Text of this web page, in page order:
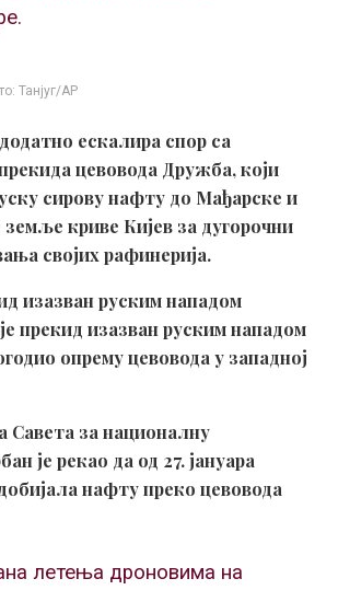
Танјуг/АР
ескалира спор са
цевовода Дружба, који
сирову нафту до Мађарске и
криве Кијев за дугорочни
својих рафинерија.
изазван руским нападом
прекид изазван руским нападом
опрему цевовода у западној
Савета за националну
је рекао да од 27. јануара
нафту преко цевовода
летења дроновима на